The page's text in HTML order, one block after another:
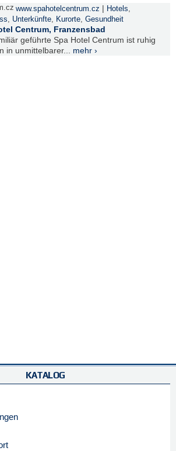
www.spahotelcentrum.cz | Hotels,
, Unterkünfte, Kurorte, Gesundheit
Centrum, Franzensbad
geführte Spa Hotel Centrum ist ruhig
in unmittelbarer... mehr ›
KATALOG